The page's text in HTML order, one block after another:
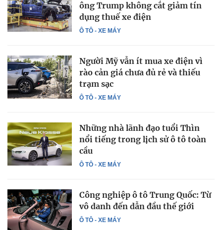
Ô TÔ - XE MÁY
ông Trump không cắt giảm tín
dụng thuế xe điện
Ô TÔ - XE MÁY
Người Mỹ vẫn ít mua xe điện vì
rào cản giá chưa đủ rẻ và thiếu
trạm sạc
Ô TÔ - XE MÁY
Những nhà lãnh đạo tuổi Thìn
nổi tiếng trong lịch sử ô tô toàn
cầu
Ô TÔ - XE MÁY
Công nghiệp ô tô Trung Quốc: Từ
vô danh đến dẫn đầu thế giới